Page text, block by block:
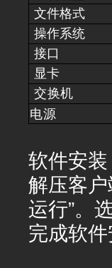
文件格式
操作系统
接口
显卡
交换机
电源
软件安装
解压客
运行”。
完成软件